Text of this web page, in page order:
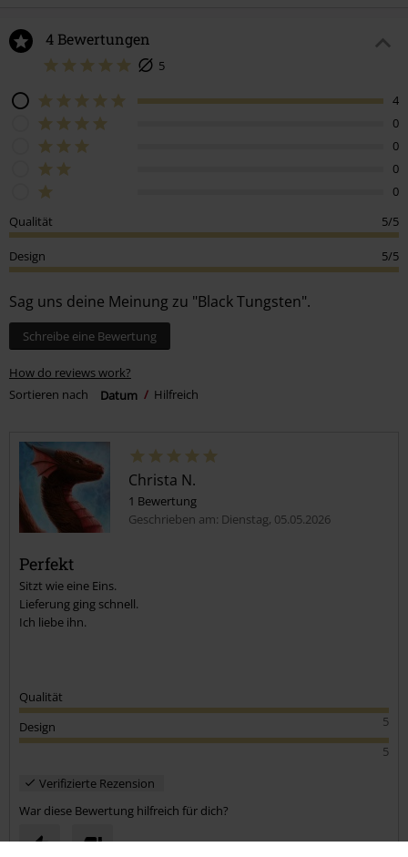
4 Bewertungen
5
4
0
0
0
0
Qualität
5/5
Design 5/5
Sag uns deine Meinung zu "Black Tungsten".
Schreibe eine Bewertung
How do reviews work?
Sortieren nach
Datum Hilfreich
Christa N.
1 Bewertung
Geschrieben am: Dienstag, 05.05.2026
Perfekt
Sitzt wie eine Eins.
Lieferung ging schnell.
Ich liebe ihn.
Qualität
5
Design
5
Verifizierte Rezension
War diese Bewertung hilfreich für dich?